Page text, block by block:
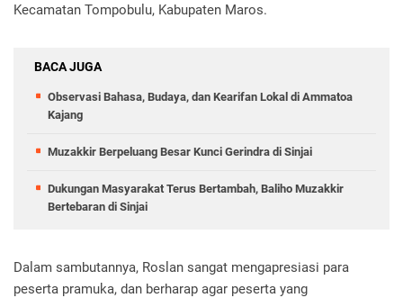
Kecamatan Tompobulu, Kabupaten Maros.
BACA JUGA
Observasi Bahasa, Budaya, dan Kearifan Lokal di Ammatoa
Kajang
Muzakkir Berpeluang Besar Kunci Gerindra di Sinjai
Dukungan Masyarakat Terus Bertambah, Baliho Muzakkir
Bertebaran di Sinjai
Dalam sambutannya, Roslan sangat mengapresiasi para
peserta pramuka, dan berharap agar peserta yang